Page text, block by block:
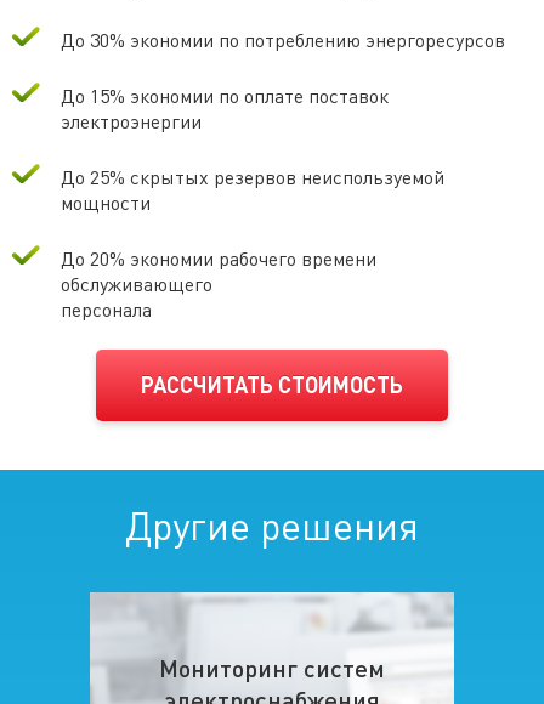
До 30% экономии по потреблению энергоресурсов
До 15% экономии по оплате поставок
электроэнергии
До 25% скрытых резервов неиспользуемой
мощности
До 20% экономии рабочего времени
обслуживающего
персонала
РАССЧИТАТЬ СТОИМОСТЬ
Другие решения
Мониторинг систем